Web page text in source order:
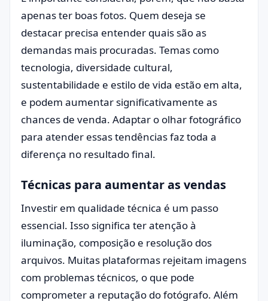
apenas ter boas fotos. Quem deseja se
destacar precisa entender quais são as
demandas mais procuradas. Temas como
tecnologia, diversidade cultural,
sustentabilidade e estilo de vida estão em alta,
e podem aumentar significativamente as
chances de venda. Adaptar o olhar fotográfico
para atender essas tendências faz toda a
diferença no resultado final.
Técnicas para aumentar as vendas
Investir em qualidade técnica é um passo
essencial. Isso significa ter atenção à
iluminação, composição e resolução dos
arquivos. Muitas plataformas rejeitam imagens
com problemas técnicos, o que pode
comprometer a reputação do fotógrafo. Além